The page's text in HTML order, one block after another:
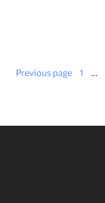
Previous page 1 …